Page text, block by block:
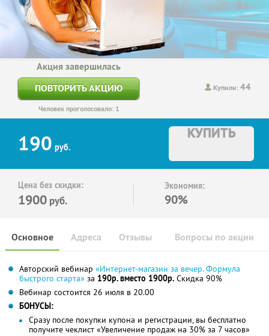
Купили:44
Акция завершилась
ПОВТОРИТЬ АКЦИЮ
Человек проголосовало: 1
190 руб.
КУПИТЬ
Цена без скидки:
1900 руб.
Экономия:
90%
Основное Отзывы Вопросы по акции
Адреса
Авторский вебинар «Интернет-магазин за вечер. Формула
быстрого старта» за 190р. вместо 1900р. Скидка 90%
Вебинар состоится 26 июля в 20.00
БОНУСЫ:
Сразу после покупки купона и регистрации, вы бесплатно
получите чеклист «Увеличение продаж на 30% за 7 часов»